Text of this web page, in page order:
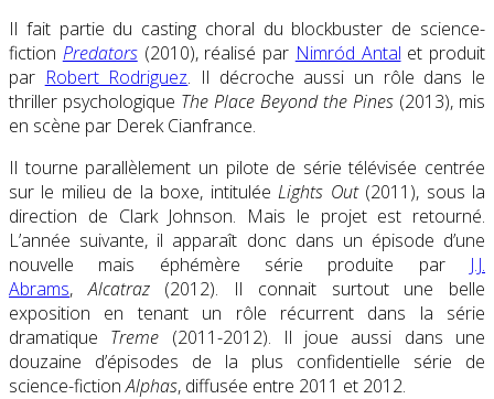
Il fait partie du casting choral du blockbuster de science-
fiction Predators(2010), réalisé par Nimród Antal et produit
par Robert Rodriguez. Il décroche aussi un rôle dans le
thriller psychologique The Place Beyond the Pines (2013), mis
en scène par Derek Cianfrance.
Il tourne parallèlement un pilote de série télévisée centrée
sur le milieu de la boxe, intituléeLights Out(2011), sous la
direction de Clark Johnson. Mais le projet est retourné.
L’année suivante, il apparaît donc dans un épisode d’une
nouvelle mais éphémère série produite par J.J.
Abrams,Alcatraz(2012). Il connait surtout une belle
exposition en tenant un rôle récurrent dans la série
dramatique Treme (2011-2012). Il joue aussi dans une
douzaine d’épisodes de la plus confidentielle série de
science-fictionAlphas, diffusée entre 2011 et 2012.